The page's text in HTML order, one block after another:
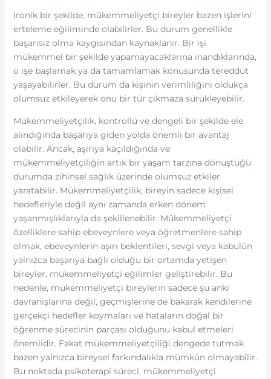
İronik bir şekilde, mükemmeliyetçi bireyler bazen işlerini
erteleme eğiliminde olabilirler. Bu durum genellikle
başarısız olma kaygısından kaynaklanır. Bir işi
mükemmel bir şekilde yapamayacaklarına inandıklarında,
o işe başlamak ya da tamamlamak konusunda tereddüt
yaşayabilirler. Bu durum da kişinin verimliliğini oldukça
olumsuz etkileyerek onu bir tür çıkmaza sürükleyebilir.
Mükemmeliyetçilik, kontrollü ve dengeli bir şekilde ele
alındığında başarıya giden yolda önemli bir avantaj
olabilir. Ancak, aşırıya kaçıldığında ve
mükemmeliyetçiliğin artık bir yaşam tarzına dönüştüğü
durumda zihinsel sağlık üzerinde olumsuz etkiler
yaratabilir. Mükemmeliyetçilik, bireyin sadece kişisel
hedefleriyle değil aynı zamanda erken dönem
yaşanmışlıklarıyla da şekillenebilir. Mükemmeliyetçi
özelliklere sahip ebeveynlere veya öğretmenlere sahip
olmak, ebeveynlerin aşırı beklentileri, sevgi veya kabulün
yalnızca başarıya bağlı olduğu bir ortamda yetişen
bireyler, mükemmeliyetçi eğilimler geliştirebilir. Bu
nedenle, mükemmeliyetçi bireylerin sadece şu anki
davranışlarına değil, geçmişlerine de bakarak kendilerine
gerçekçi hedefler koymaları ve hataların doğal bir
öğrenme sürecinin parçası olduğunu kabul etmeleri
önemlidir. Fakat mükemmeliyetçiliği dengede tutmak
bazen yalnızca bireysel farkındalıkla mümkün olmayabilir.
Bu noktada psikoterapi süreci, mükemmeliyetçi